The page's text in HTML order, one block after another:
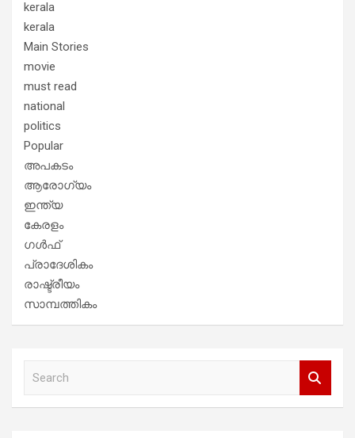
kerala
kerala
Main Stories
movie
must read
national
politics
Popular
അപകടം
ആരോഗ്യം
ഇന്ത്യ
കേരളം
ഗൾഫ്
പ്രാദേശികം
രാഷ്ട്രീയം
സാമ്പത്തികം